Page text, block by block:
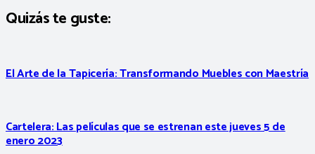
Quizás te guste:
El Arte de la Tapicería: Transformando Muebles con Maestría
Cartelera: Las películas que se estrenan este jueves 5 de
enero 2023